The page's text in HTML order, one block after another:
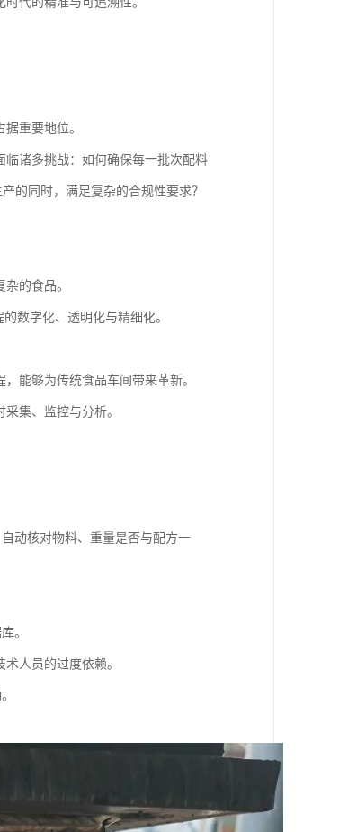
重要地位。
诸多挑战：如何确保每一批次配料
的同时，满足复杂的合规性要求？
的食品。
数字化、透明化与精细化。
能够为传统食品车间带来革新。
集、监控与分析。
动核对物料、重量是否与配方一
。
人员的过度依赖。